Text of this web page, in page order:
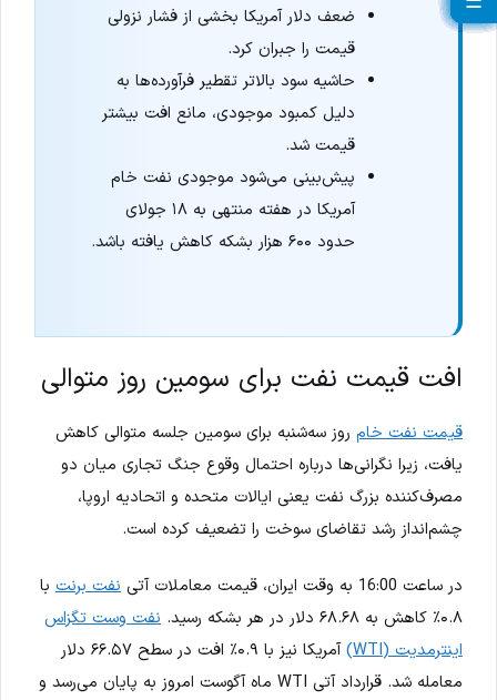
ضعف دلار آمریکا بخشی از فشار نزولی
قیمت را جبران کرد.
حاشیه سود بالاتر تقطیر فرآورده‌ها به
دلیل کمبود موجودی، مانع افت بیشتر
قیمت شد.
پیش‌بینی می‌شود موجودی نفت خام
آمریکا در هفته منتهی به ۱۸ جولای
حدود ۶۰۰ هزار بشکه کاهش یافته باشد.
افت قیمت نفت برای سومین روز متوالی
قیمت نفت خام روز سه‌شنبه برای سومین جلسه متوالی کاهش
یافت، زیرا نگرانی‌ها درباره احتمال وقوع جنگ تجاری میان دو
مصرف‌کننده بزرگ نفت یعنی ایالات متحده و اتحادیه اروپا،
چشم‌انداز رشد تقاضای سوخت را تضعیف کرده است.
در ساعت 16:00 به وقت ایران، قیمت معاملات آتی نفت برنت با
۰.۸٪ کاهش به ۶۸.۶۸ دلار در هر بشکه رسید.
نفت وست تگزاس
اینترمدیت (WTI)
آمریکا نیز با ۰.۹٪ افت در سطح ۶۶.۵۷ دلار
معامله شد. قرارداد آتی WTI ماه آگوست امروز به پایان می‌رسد و